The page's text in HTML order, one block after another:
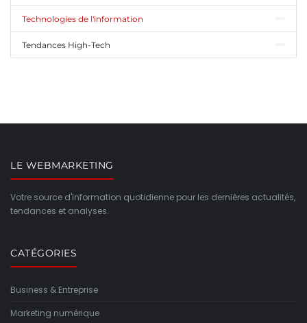
Technologies de l'information
Tendances High-Tech
LE WEBMARKETING
Votre source d'information quotidienne pour les dernières actualités,
tendances et analyses.
CATÉGORIES
Business & Entreprise
Marketing numérique